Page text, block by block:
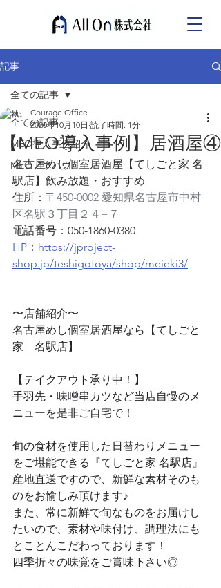
記事
全ての記事
MEO導入事例紹介
MEOノウハウ
全ての記事
【MEO導入事例】居酒屋④
Courage Office
2020年10月10日 読了時間: 1分
名古屋めし個室居酒屋【てしごと家 名
駅店】飲み放題・おすすめ
住所： 〒450-0002 愛知県名古屋市中村
区名駅３丁目２４−７
電話番号：050-1860-0380
HP：https://jproject-
shop.jp/teshigotoya/shop/meieki3/
〜店舗紹介〜
名古屋めし個室居酒屋なら【てしごと
家　名駅店】
【テイクアウト承り中！】
手羽先・味噌串カツなど当店自慢のメ
ニューを是非ご自宅で！
旬の食材を使用した日替わりメニュー
をご堪能できる『てしごと家 名駅店』
産地直送ですので、新鮮な素材そのも
のをお愉しみ頂けます♪
また、常に新鮮で旬なものをお届けし
たいので、素材や味付け、調理法にも
とことんこだわっております！
四季折々の味覚をご賞味下さい◎